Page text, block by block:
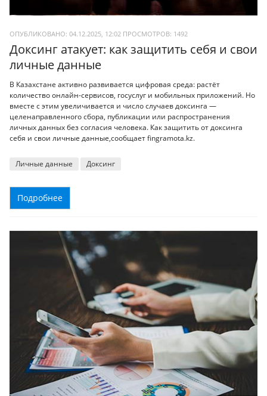
ОПУБЛИКОВАНО: 04.12.2025, 12:02 ПРОСМОТРОВ: 1492
Доксинг атакует: как защитить себя и свои
личные данные
В Казахстане активно развивается цифровая среда: растёт
количество онлайн-сервисов, госуслуг и мобильных приложений. Но
вместе с этим увеличивается и число случаев доксинга —
целенаправленного сбора, публикации или распространения
личных данных без согласия человека. Как защитить от доксинга
себя и свои личные данные,сообщает fingramota.kz.
Личные данные Доксинг
Подробнее